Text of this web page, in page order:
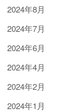
2024年8月
2024年7月
2024年6月
2024年4月
2024年2月
2024年1月